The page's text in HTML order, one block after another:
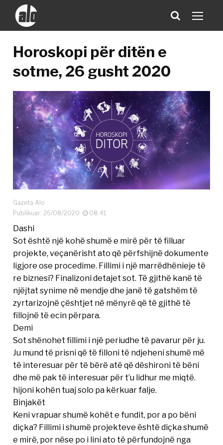
Horoskopi për ditën e
sotme, 26 gusht 2020
Gazeta Alo
Publikuar: 26/08/2020
08:41
Dashi
Sot është një kohë shumë e mirë për të filluar
projekte, veçanërisht ato që përfshijnë dokumente
ligjore ose procedime. Fillimi i një marrëdhënieje të
re biznesi? Finalizoni detajet sot. Të gjithë kanë të
njëjtat synime në mendje dhe janë të gatshëm të
zyrtarizojnë çështjet në mënyrë që të gjithë të
fillojnë të ecin përpara.
Demi
Sot shënohet fillimi i një periudhe të pavarur për ju.
Ju mund të prisni që të filloni të ndjeheni shumë më
të interesuar për të bërë atë që dëshironi të bëni
dhe më pak të interesuar për t’u lidhur me miqtë.
hijoni kohën tuaj solo pa kërkuar falje.
Binjakët
Keni vrapuar shumë kohët e fundit, por a po bëni
diçka? Fillimi i shumë projekteve është diçka shumë
e mirë, por nëse po i lini ato të përfundojnë nga